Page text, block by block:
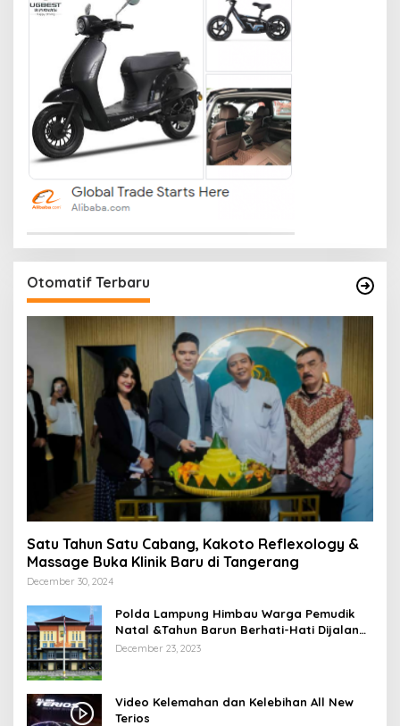
Otomatif Terbaru
Satu Tahun Satu Cabang, Kakoto Reflexology &
Massage Buka Klinik Baru di Tangerang
December 30, 2024
Polda Lampung Himbau Warga Pemudik
Natal &Tahun Barun Berhati-Hati Dijalan
Saat Melintas di -Titik Rawan Kecelakaan
December 23, 2023
Video Kelemahan dan Kelebihan All New
Terios